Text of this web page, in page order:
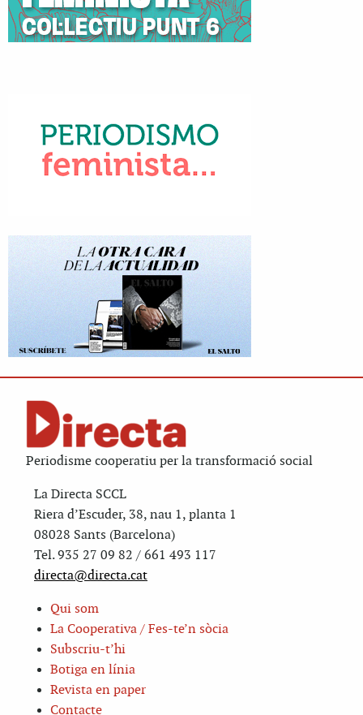
Periodisme cooperatiu per la transformació social
La Directa SCCL
Riera d’Escuder, 38, nau 1, planta 1
08028 Sants (Barcelona)
Tel. 935 27 09 82 / 661 493 117
directa@directa.cat
Qui som
La Cooperativa / Fes-te’n sòcia
Subscriu-t’hi
Botiga en línia
Revista en paper
Contacte